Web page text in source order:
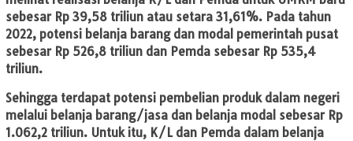
sebesar Rp 39,58 triliun atau setara 31,61%. Pada tahun
2022, potensi belanja barang dan modal pemerintah pusat
sebesar Rp 526,8 triliun dan Pemda sebesar Rp 535,4
triliun.
Sehingga terdapat potensi pembelian produk dalam negeri
melalui belanja barang/jasa dan belanja modal sebesar Rp
1.062,2 triliun. Untuk itu, K/L dan Pemda dalam belanja